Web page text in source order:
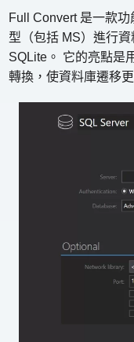
Full Convert 是一款
型（包括 MS）進行
SQLite。 它的亮點是
轉換，使資料庫遷移更